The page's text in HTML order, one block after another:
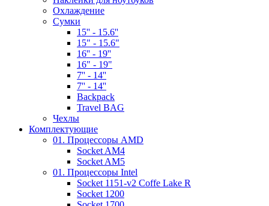
Охлаждение
Сумки
15'' - 15.6''
15" - 15.6"
16'' - 19''
16" - 19"
7'' - 14''
7'' - 14''
Backpack
Travel BAG
Чехлы
Комплектующие
01. Процессоры AMD
Socket AM4
Socket AM5
01. Процессоры Intel
Socket 1151-v2 Coffe Lake R
Socket 1200